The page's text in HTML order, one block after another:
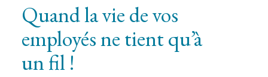
Quand la vie de vos
employés ne tient qu’à
un fil !